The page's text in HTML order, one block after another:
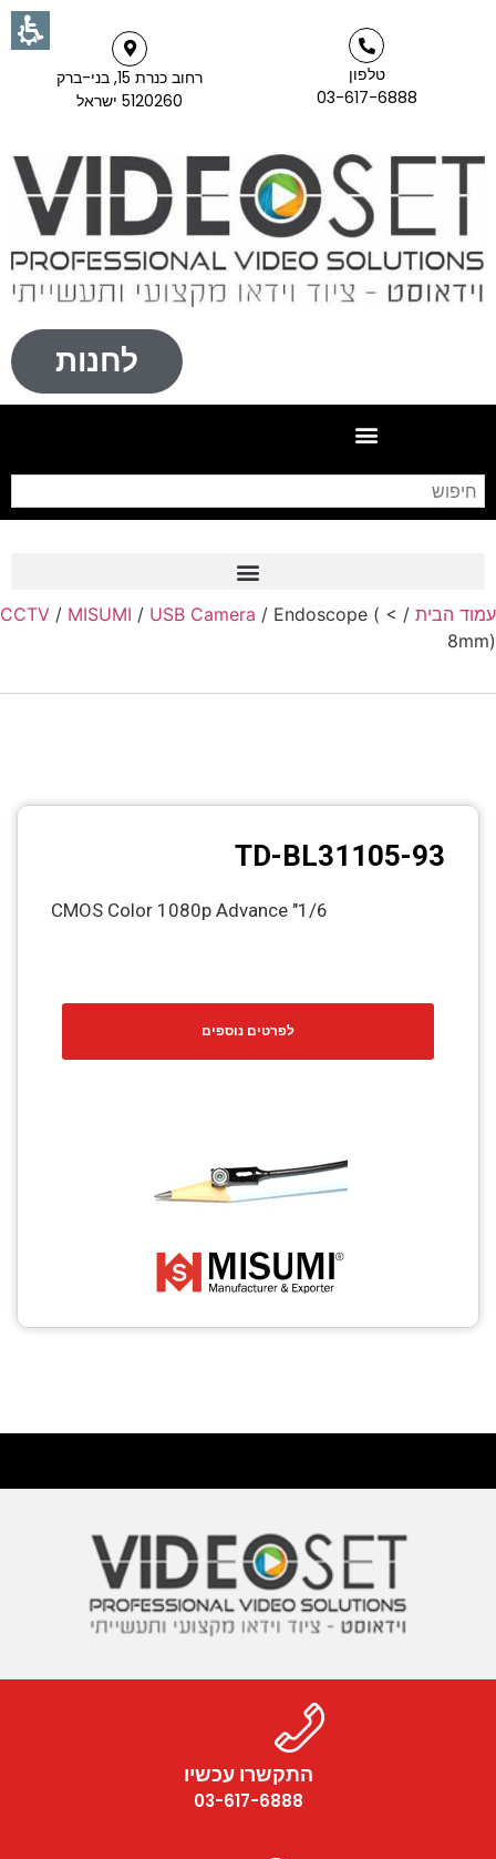
טלפון
03-617-6888
רחוב כנרת 15, בני-ברק
5120260 ישראל
לחנות
Frame Grabber
C-Mount Lenss
Professional Video Equipment
Photo Printers
עמוד הבית /
CCTV / MISUMI / USB Camera / Endoscope ( <
8mm)
TD-BL31105-93
1/6" CMOS Color 1080p Advance
לפרטים נוספים
התקשרו עכשיו
03-617-6888